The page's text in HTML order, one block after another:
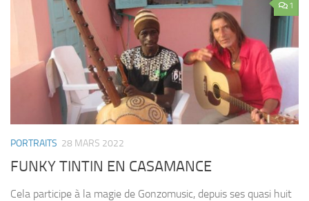
1
PORTRAITS 28 MARS 2022
FUNKY TINTIN EN CASAMANCE
Cela participe à la magie de Gonzomusic, depuis ses quasi huit